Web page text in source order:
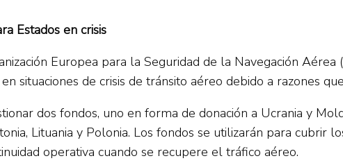
Estados en crisis
Europea para la Seguridad de la Navegación
situaciones de crisis de tránsito aéreo debido a razones
dos fondos, uno en forma de donación a Ucrania y
Lituania y Polonia. Los fondos se utilizarán para cubrir
operativa cuando se recupere el tráfico aéreo.